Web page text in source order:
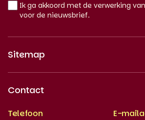
Ik ga akkoord met de verwerking
voor de nieuwsbrief.
Sitemap
Contact
Telefoon E-